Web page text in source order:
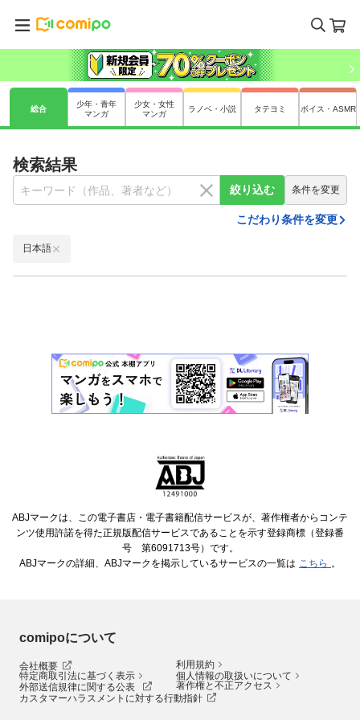
総合
少年・青年
マンガ
少女・女性
マンガ
ラノベ・小説 タテヨミ ボイス・ASMR
検索結果
絞り込む 条件を変更
こだわり条件を変更
日本語
ABJマークは、この電子書店・電子書籍配信サービスが、著作権者からコンテ
ンツ使用許諾を得た正規版配信サービスであることを示す登録商標（登録番
号 第6091713号）です。
ABJマークの詳細、ABJマークを掲示しているサービスの一覧は こちら 。
comipoについて
会社概要
利用規約
特定商取引法に基づく表示
個人情報の取扱いについて
外部送信規律に関する公表
著作権と不正アクセス
カスタマーハラスメントに対する行動指針